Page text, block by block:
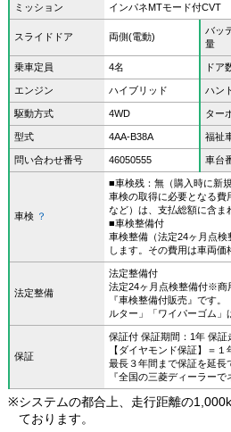
ミッション インパネMTモード付CVT
スライドドア 両側(電動)
バッ
量
乗車定員 4名 ドア
エンジン ハイブリッド ハン
駆動方式 4WD ター
型式 4AA-B38A 福祉
問い合わせ番号 46050555 車台
車検 ？
■車検残：無（購入時に新規
車検の取得に必要となる費
など）は、支払総額に含ま
■車検整備付
車検整備（法定24ヶ月点
します。その費用は車両価
法定整備
法定整備付
法定24ヶ月点検整備付※商
『車検整備付販売』です
ルター」「ワイパーゴム」
保証
保証付 保証期間：1年 保証
【ダイヤモンド保証】＝
最長３年間まで保証を延長
『全国の三菱ディーラー
※システムの都合上、走行距離の
ております。